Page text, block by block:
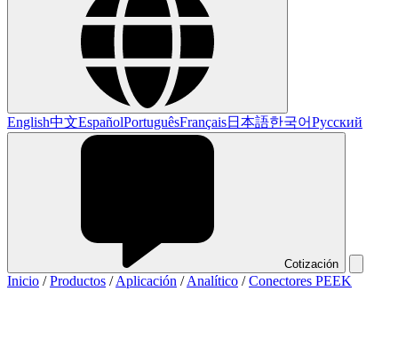
English中文EspañolPortuguêsFrançais日本語한국어Русский
Cotización
Inicio /Productos /Aplicación /Analítico /Conectores PEEK